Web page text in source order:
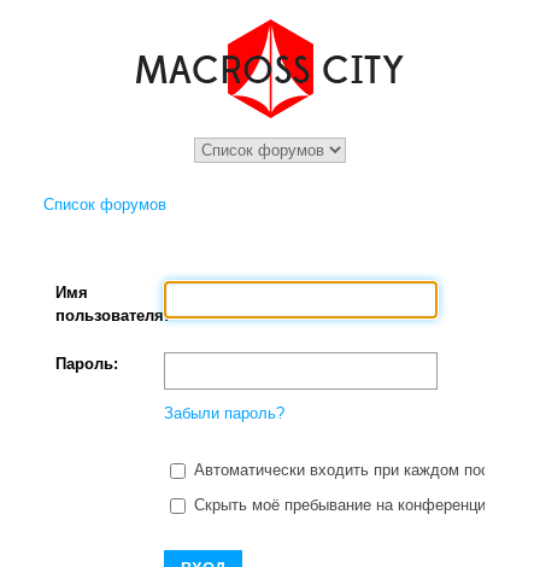
Список форумов
Имя
пользователя:
Пароль:
Забыли пароль?
Автоматически входить при каждом
Скрыть моё пребывание на конференции в